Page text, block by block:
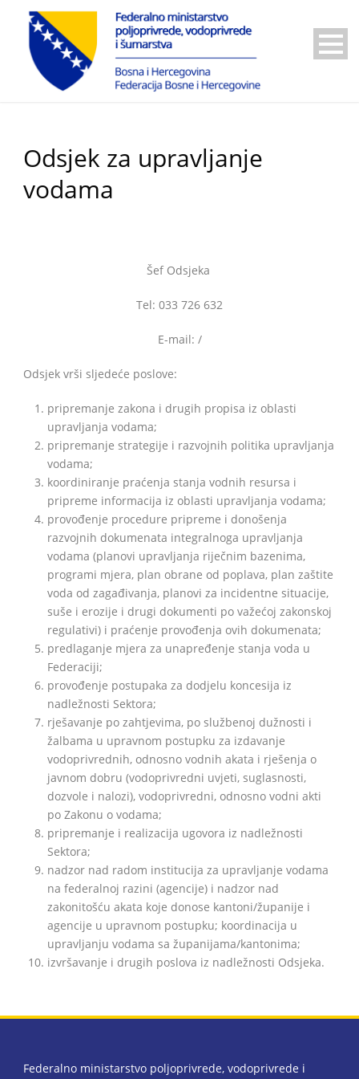
BiH
Odsjek za upravljanje
vodama
Šef Odsjeka
Tel: 033 726 632
E-mail: /
Odsjek vrši sljedeće poslove:
pripremanje zakona i drugih propisa iz oblasti
upravljanja vodama;
pripremanje strategije i razvojnih politika upravljanja
vodama;
koordiniranje praćenja stanja vodnih resursa i
pripreme informacija iz oblasti upravljanja vodama;
provođenje procedure pripreme i donošenja
razvojnih dokumenata integralnoga upravljanja
vodama (planovi upravljanja riječnim bazenima,
programi mjera, plan obrane od poplava, plan zaštite
voda od zagađivanja, planovi za incidentne situacije,
suše i erozije i drugi dokumenti po važećoj zakonskoj
regulativi) i praćenje provođenja ovih dokumenata;
predlaganje mjera za unapređenje stanja voda u
Federaciji;
provođenje postupaka za dodjelu koncesija iz
nadležnosti Sektora;
rješavanje po zahtjevima, po službenoj dužnosti i
žalbama u upravnom postupku za izdavanje
vodoprivrednih, odnosno vodnih akata i rješenja o
javnom dobru (vodoprivredni uvjeti, suglasnosti,
dozvole i nalozi), vodoprivredni, odnosno vodni akti
po Zakonu o vodama;
pripremanje i realizacija ugovora iz nadležnosti
Sektora;
nadzor nad radom institucija za upravljanje vodama
na federalnoj razini (agencije) i nadzor nad
zakonitošću akata koje donose kantoni/županije i
agencije u upravnom postupku; koordinacija u
upravljanju vodama sa županijama/kantonima;
izvršavanje i drugih poslova iz nadležnosti Odsjeka.
Federalno ministarstvo poljoprivrede, vodoprivrede i